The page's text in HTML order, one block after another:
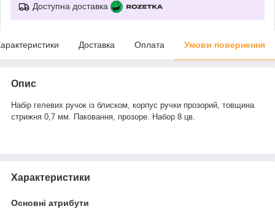
Доступна доставка
Доставка Оплата Умови повернення
Опис
Набір гелевих ручок із блиском, корпус ручки прозорий, товщина
стрижня 0,7 мм. Паковання, прозоре. Набор 8 цв.
Характеристики
Основні атрибути